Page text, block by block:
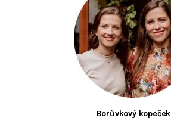
Borůvkový kopeček